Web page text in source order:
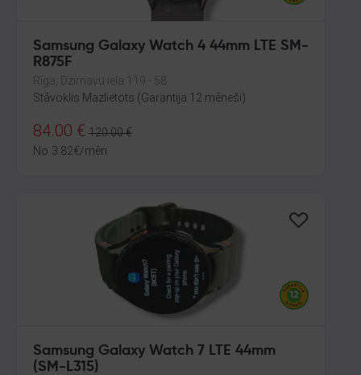
Samsung Galaxy Watch 4 44mm LTE SM-
R875F
Rīga, Dzirnavu iela 119 - 58
Stāvoklis Mazlietots (Garantija 12 mēneši)
84.00 € 120.00€
No 3.82€/mēn.
Samsung Galaxy Watch 7 LTE 44mm
(SM-L315)